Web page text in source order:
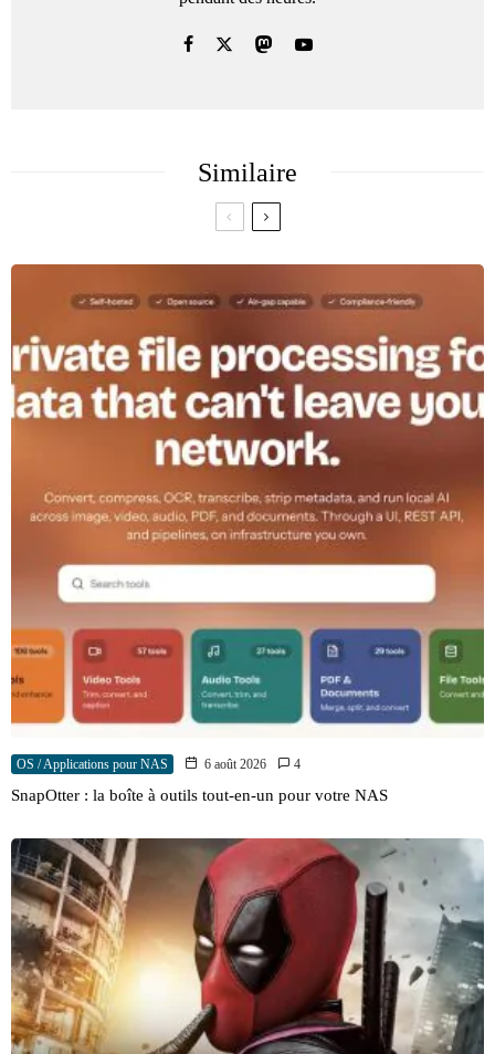
Similaire
OS / Applications pour NAS 6 août 2026 4
SnapOtter : la boîte à outils tout-en-un pour votre NAS